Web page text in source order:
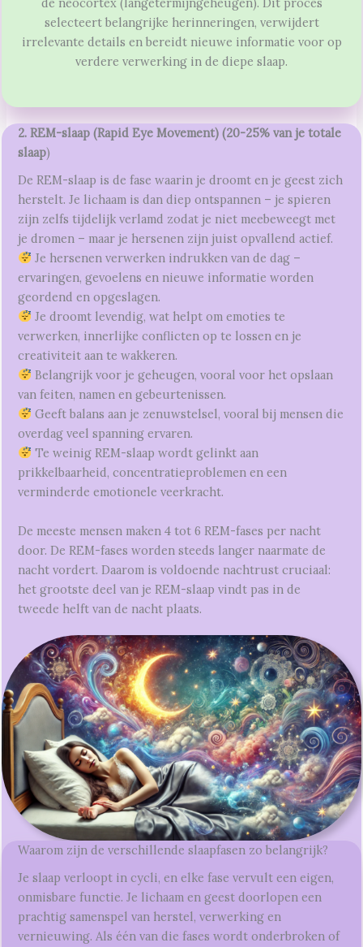
selecteert belangrijke herinneringen, verwijdert
irrelevante details en bereidt nieuwe informatie voor op
verdere verwerking in de diepe slaap.
2. REM-slaap (Rapid Eye Movement) (20-25% van je totale
slaap)
De REM-slaap is de fase waarin je droomt en je geest zich
herstelt. Je lichaam is dan diep ontspannen – je spieren
zijn zelfs tijdelijk verlamd zodat je niet meebeweegt met
je dromen – maar je hersenen zijn juist opvallend actief.
Je hersenen verwerken indrukken van de dag –
ervaringen, gevoelens en nieuwe informatie worden
geordend en opgeslagen.
Je droomt levendig, wat helpt om emoties te
verwerken, innerlijke conflicten op te lossen en je
creativiteit aan te wakkeren.
Belangrijk voor je geheugen, vooral voor het opslaan
van feiten, namen en gebeurtenissen.
Geeft balans aan je zenuwstelsel, vooral bij mensen die
overdag veel spanning ervaren.
Te weinig REM-slaap wordt gelinkt aan
prikkelbaarheid, concentratieproblemen en een
verminderde emotionele veerkracht.
De meeste mensen maken 4 tot 6 REM-fases per nacht
door. De REM-fases worden steeds langer naarmate de
nacht vordert. Daarom is voldoende nachtrust cruciaal:
het grootste deel van je REM-slaap vindt pas in de
tweede helft van de nacht plaats.
Waarom zijn de verschillende slaapfasen zo belangrijk?
Je slaap verloopt in cycli, en elke fase vervult een eigen,
onmisbare functie. Je lichaam en geest doorlopen een
prachtig samenspel van herstel, verwerking en
vernieuwing. Als één van die fases wordt onderbroken of